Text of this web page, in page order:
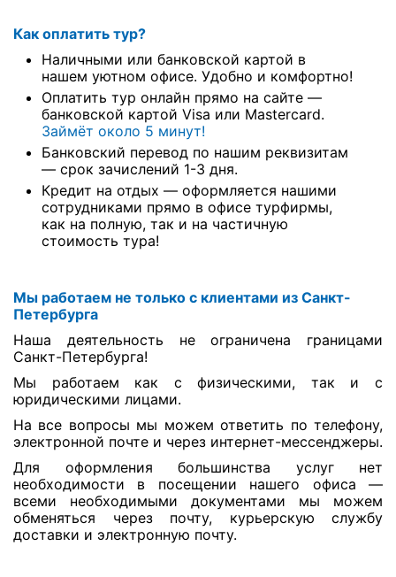
Как оплатить тур?
Наличными или банковской картой в
нашем уютном офисе. Удобно и комфортно!
Оплатить тур онлайн прямо на сайте —
банковской картой Visa или Mastercard.
Займёт около 5 минут!
Банковский перевод по нашим реквизитам
— срок зачислений 1-3 дня.
Кредит на отдых — оформляется нашими
сотрудниками прямо в офисе турфирмы,
как на полную, так и на частичную
стоимость тура!
Мы работаем не только с клиентами из Санкт-
Петербурга
Наша деятельность не ограничена границами
Санкт-Петербурга!
Мы работаем как с физическими, так и с
юридическими лицами.
На все вопросы мы можем ответить по телефону,
электронной почте и через интернет-мессенджеры.
Для оформления большинства услуг нет
необходимости в посещении нашего офиса —
всеми необходимыми документами мы можем
обменяться через почту, курьерскую службу
доставки и электронную почту.